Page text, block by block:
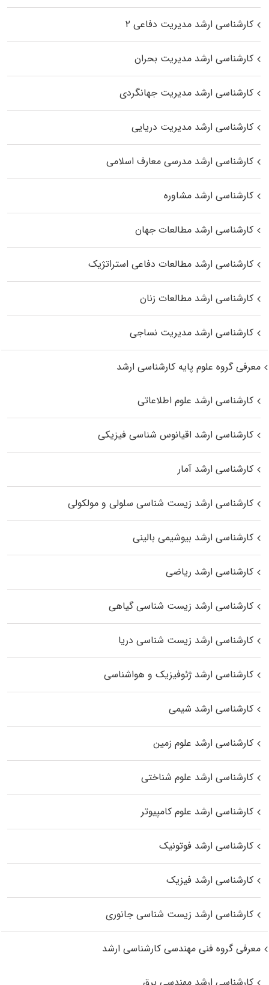
کارشناسی ارشد مدیریت دفاعی ۲
کارشناسی ارشد مدیریت بحران
کارشناسی ارشد مدیریت جهانگردی
کارشناسی ارشد مدیریت دریایی
کارشناسی ارشد مدرسی معارف اسلامی
کارشناسی ارشد مشاوره
کارشناسی ارشد مطالعات جهان
کارشناسی ارشد مطالعات دفاعی استراتژیک
کارشناسی ارشد مطالعات زنان
کارشناسی ارشد مدیریت نساجی
معرفی گروه علوم پایه کارشناسی ارشد
کارشناسی ارشد علوم اطلاعاتی
کارشناسی ارشد اقیانوس‌ شناسی فیزیکی
کارشناسی ارشد آمار
کارشناسی ارشد زیست شناسی سلولی و مولکولی
کارشناسی ارشد بیوشیمی بالینی
کارشناسی ارشد ریاضی
کارشناسی ارشد زیست‌ شناسی گیاهی
کارشناسی ارشد زیست‌ شناسی دریا
کارشناسی ارشد ژئوفیزیک و هواشناسی
کارشناسی ارشد شیمی
کارشناسی ارشد علوم زمین
کارشناسی ارشد علوم شناختی
کارشناسی ارشد علوم کامپیوتر
کارشناسی ارشد فوتونیک
کارشناسی ارشد فیزیک
کارشناسی ارشد زیست‌ شناسی جانوری
معرفی گروه فنی مهندسی کارشناسی ارشد